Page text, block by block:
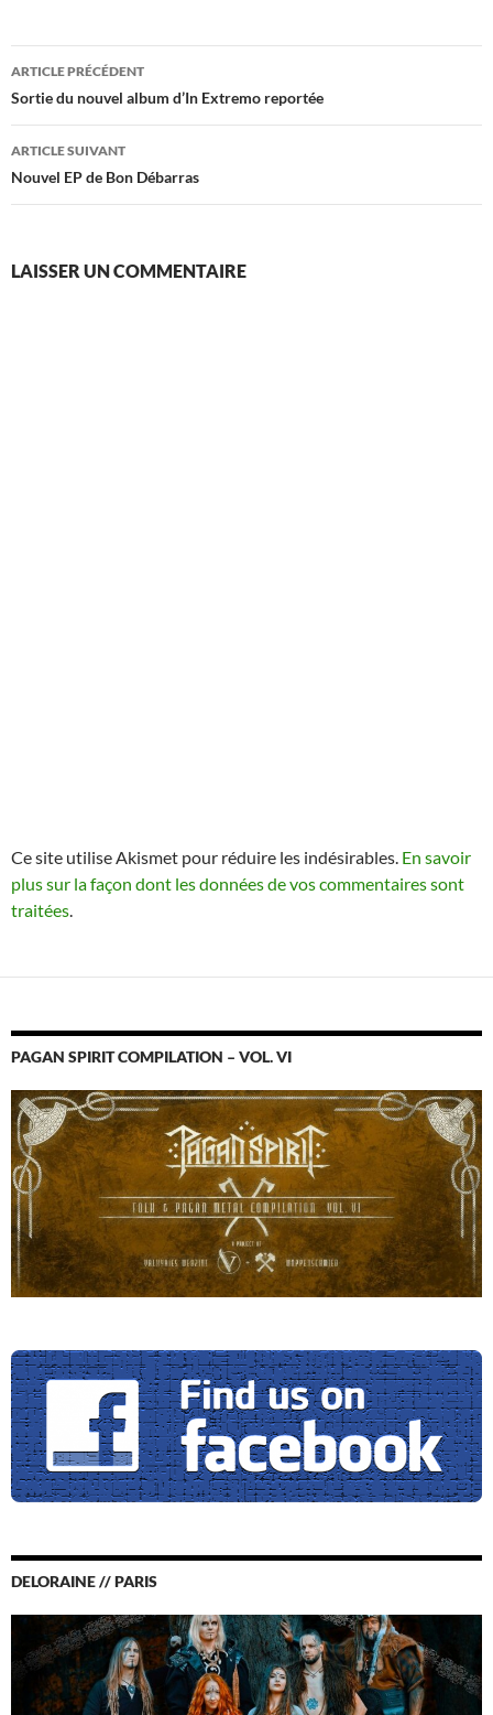
Navigation
des
articles
ARTICLE PRÉCÉDENT
Sortie du nouvel album d’In Extremo reportée
ARTICLE SUIVANT
Nouvel EP de Bon Débarras
LAISSER UN COMMENTAIRE
Ce site utilise Akismet pour réduire les indésirables. En savoir
plus sur la façon dont les données de vos commentaires sont
traitées.
PAGAN SPIRIT COMPILATION – VOL. VI
DELORAINE // PARIS